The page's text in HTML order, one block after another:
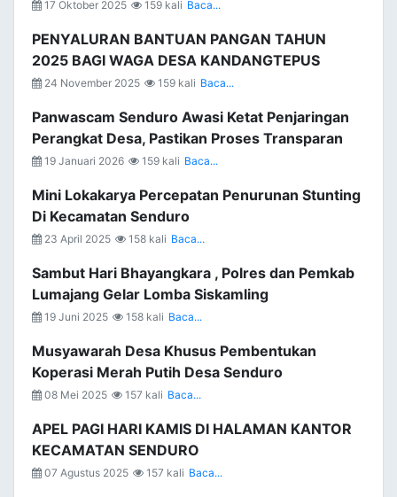
17 Oktober 2025 159 kali Baca...
PENYALURAN BANTUAN PANGAN TAHUN
2025 BAGI WAGA DESA KANDANGTEPUS
24 November 2025 159 kali Baca...
Panwascam Senduro Awasi Ketat Penjaringan
Perangkat Desa, Pastikan Proses Transparan
19 Januari 2026 159 kali Baca...
Mini Lokakarya Percepatan Penurunan Stunting
Di Kecamatan Senduro
23 April 2025 158 kali Baca...
Sambut Hari Bhayangkara , Polres dan Pemkab
Lumajang Gelar Lomba Siskamling
19 Juni 2025 158 kali Baca...
Musyawarah Desa Khusus Pembentukan
Koperasi Merah Putih Desa Senduro
08 Mei 2025 157 kali Baca...
APEL PAGI HARI KAMIS DI HALAMAN KANTOR
KECAMATAN SENDURO
07 Agustus 2025 157 kali Baca...